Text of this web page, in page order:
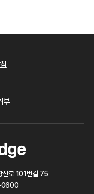
부
산로 101번길 75